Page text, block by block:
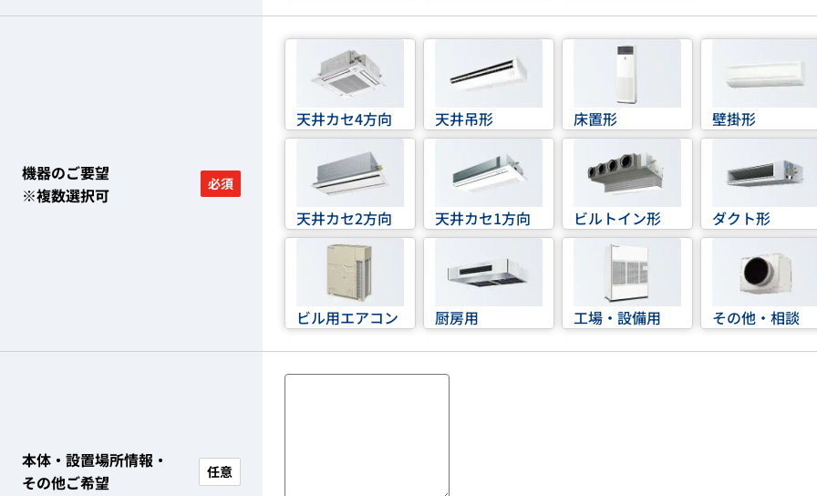
機器のご要望
※複数選択可
必須
天井カセ4方向 天井吊形 床置形 壁掛形
天井カセ2方向 天井カセ1方向 ビルトイン形 ダクト形
ビル用エアコン 厨房用 工場・設備用 その他・相談
本体・設置場所情報・
その他ご希望
任意